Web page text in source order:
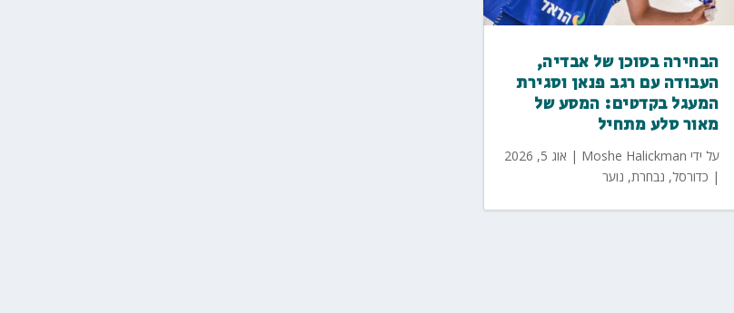
הבחירה בסוכן של אבדיה,
העבודה עם רגב פנאן וסגירת
המעגל בקדטים: המסע של
מאור סלע מתחיל
על ידי Moshe Halickman
| אוג 5, 2026
| כדורסל, נבחרת, נוער